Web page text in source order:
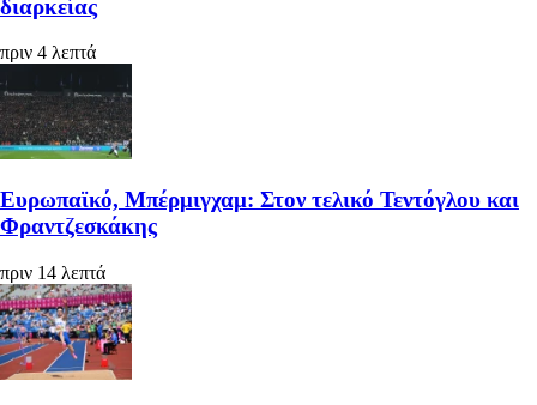
διαρκείας
πριν 4 λεπτά
Ευρωπαϊκό, Μπέρμιγχαμ: Στον τελικό Τεντόγλου και
Φραντζεσκάκης
πριν 14 λεπτά